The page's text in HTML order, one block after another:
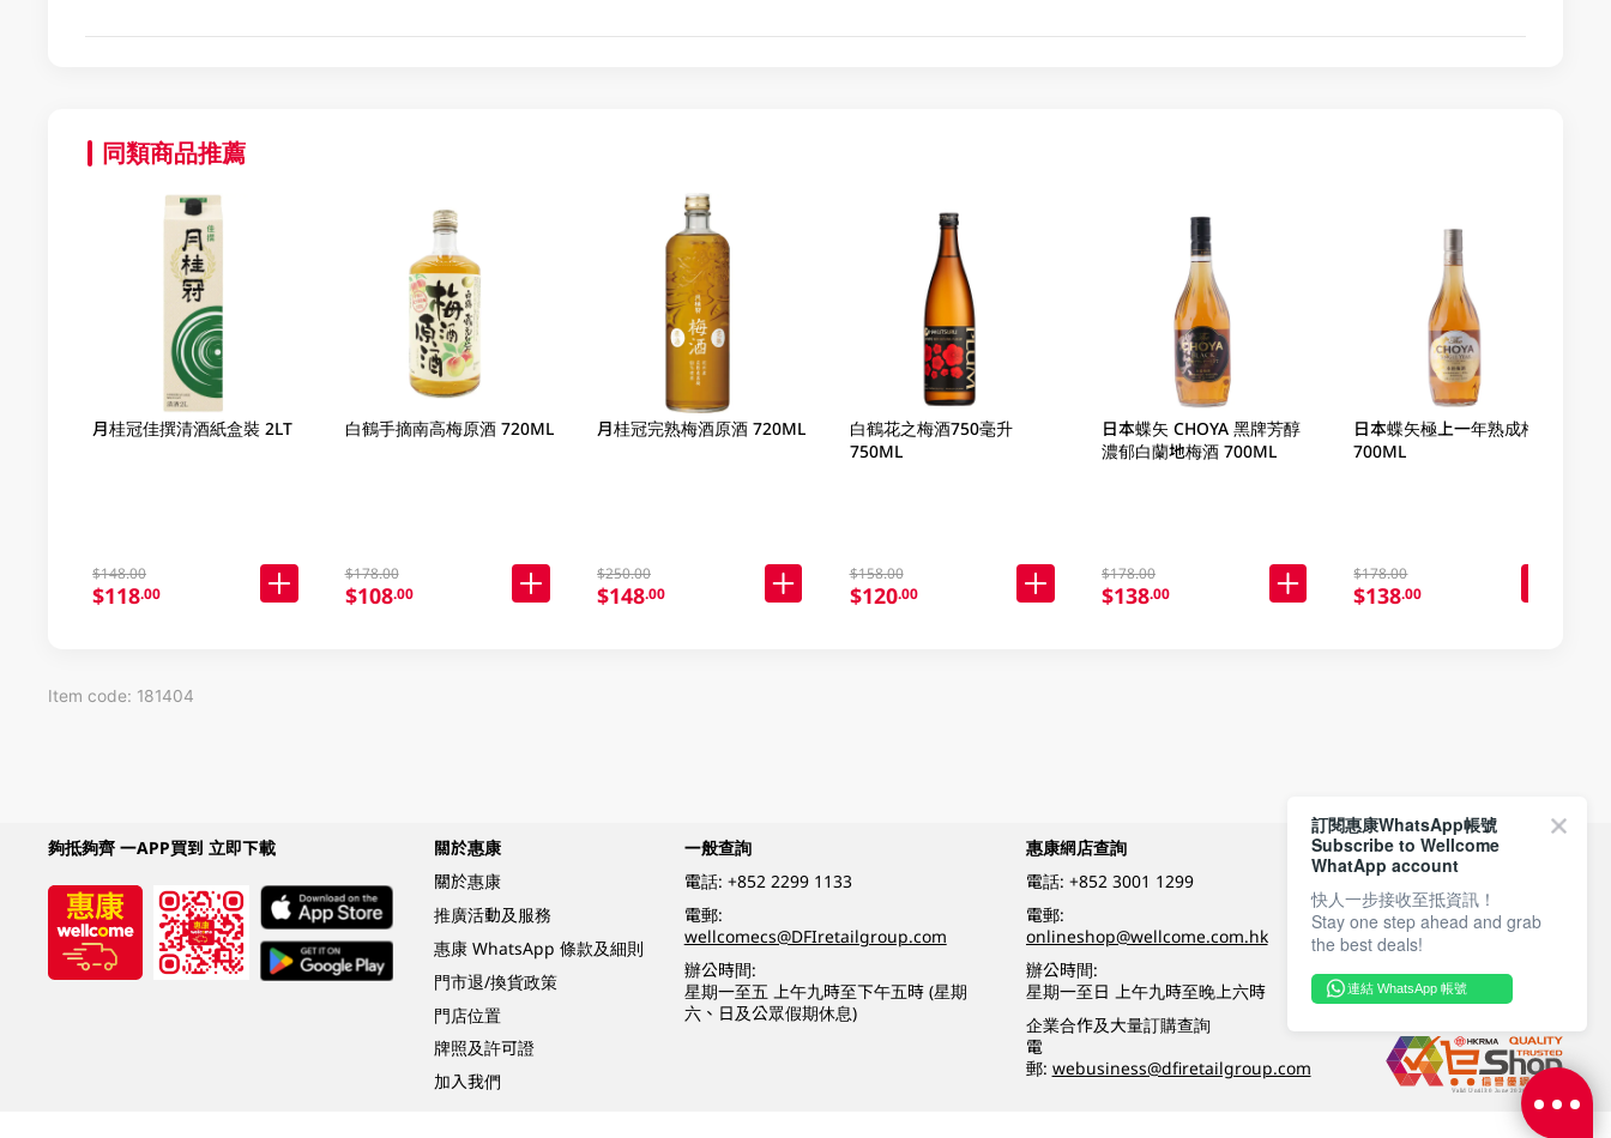
同類商品推薦
月桂冠佳撰清酒紙盒裝 2LT
$148.00
$118.00
白鶴手摘南高梅原酒 720ML
$178.00
$108.00
月桂冠完熟梅酒原酒 720ML
$250.00
$148.00
白鶴花之梅酒750毫升
750ML
$158.00
$120.00
日本蝶矢 CHOYA 黑牌芳醇
濃郁白蘭地梅酒 700ML
$178.00
$138.00
日本蝶矢極上一年熟成梅酒
700ML
$178.00
$138.00
Item code: 181404
夠抵夠齊 一APP買到 立即下載
關於惠康
關於惠康
推廣活動及服務
惠康 WhatsApp 條款及細則
門市退/換貨政策
門店位置
牌照及許可證
加入我們
一般查詢
電話: +852 2299 1133
電郵:
wellcomecs@DFIretailgroup.com
辦公時間:
星期一至五 上午九時至下午五時 (星期
六、日及公眾假期休息)
惠康網店查詢
電話: +852 3001 1299
電郵:
onlineshop@wellcome.com.hk
辦公時間:
星期一至日 上午九時至晚上六時
企業合作及大量訂購查詢
電
郵: webusiness@dfiretailgroup.com
付款方式
關注我們
訂閱惠康WhatsApp帳號
Subscribe to Wellcome
WhatApp account
快人一步接收至抵資訊！
Stay one step ahead and grab
the best deals!
連結 WhatsApp 帳號